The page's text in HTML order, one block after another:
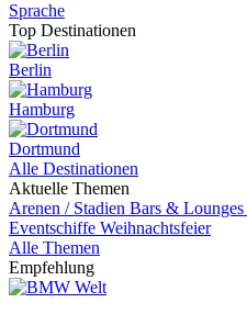
Sprache
Top Destinationen
Berlin
Hamburg
Dortmund
Alle Destinationen
Aktuelle Themen
Arenen / Stadien Bars & Lounges
Eventschiffe Weihnachtsfeier
Alle Themen
Empfehlung